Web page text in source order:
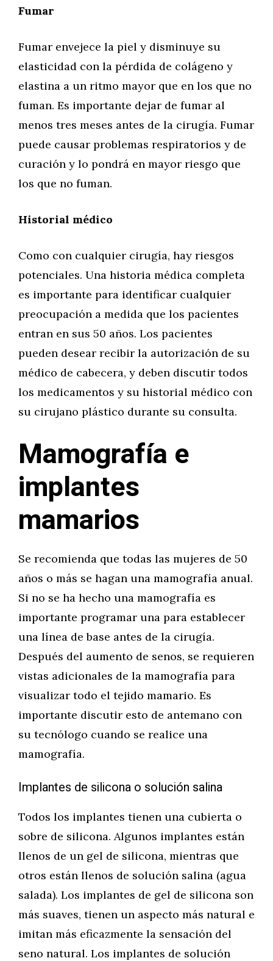
Fumar
Fumar envejece la piel y disminuye su
elasticidad con la pérdida de colágeno y
elastina a un ritmo mayor que en los que no
fuman. Es importante dejar de fumar al
menos tres meses antes de la cirugía. Fumar
puede causar problemas respiratorios y de
curación y lo pondrá en mayor riesgo que
los que no fuman.
Historial médico
Como con cualquier cirugía, hay riesgos
potenciales. Una historia médica completa
es importante para identificar cualquier
preocupación a medida que los pacientes
entran en sus 50 años. Los pacientes
pueden desear recibir la autorización de su
médico de cabecera, y deben discutir todos
los medicamentos y su historial médico con
su cirujano plástico durante su consulta.
Mamografía e
implantes
mamarios
Se recomienda que todas las mujeres de 50
años o más se hagan una mamografía anual.
Si no se ha hecho una mamografía es
importante programar una para establecer
una línea de base antes de la cirugía.
Después del aumento de senos, se requieren
vistas adicionales de la mamografía para
visualizar todo el tejido mamario. Es
importante discutir esto de antemano con
su tecnólogo cuando se realice una
mamografía.
Implantes de silicona o solución salina
Todos los implantes tienen una cubierta o
sobre de silicona. Algunos implantes están
llenos de un gel de silicona, mientras que
otros están llenos de solución salina (agua
salada). Los implantes de gel de silicona son
más suaves, tienen un aspecto más natural e
imitan más eficazmente la sensación del
seno natural. Los implantes de solución